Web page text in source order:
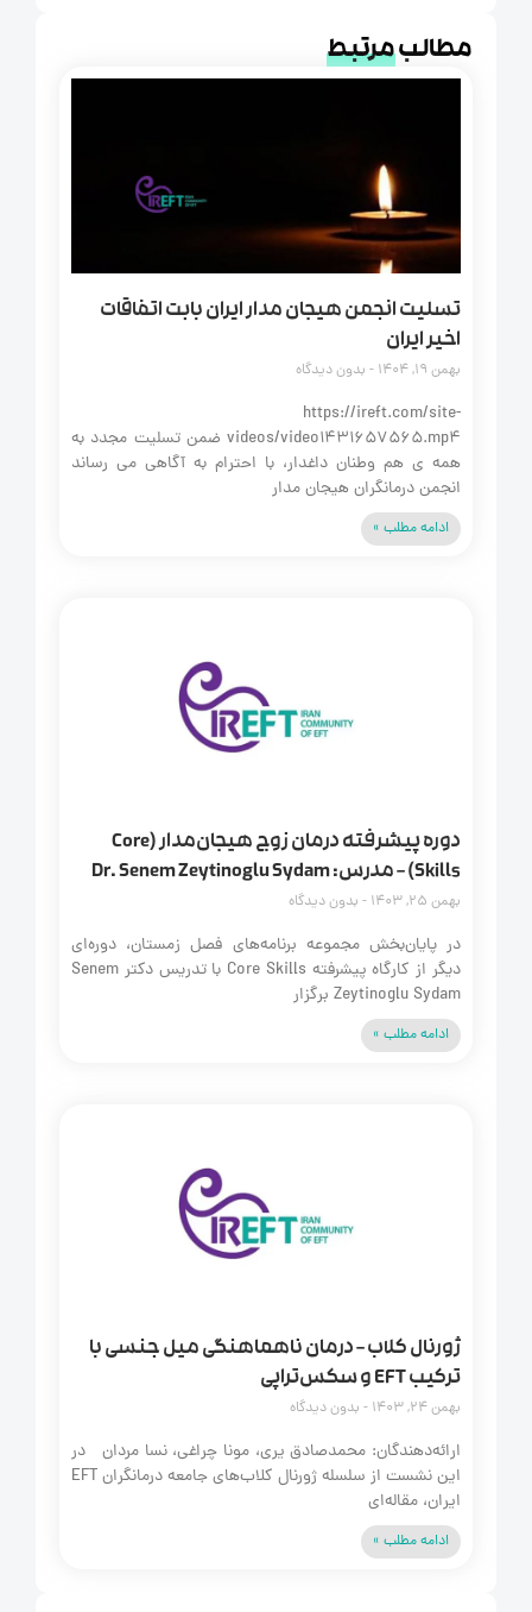
مطالبمرتبط
تسلیت انجمن هیجان مدار ایران بابت اتفاقات
اخیر ایران
بدون دیدگاه
https://ireft.com/site-
videos/video1431657565.mp4 ضمن تسلیت مجدد به
همه‌ ی هم‌ وطنان داغدار، با احترام به آگاهی می‌ رساند
انجمن درمانگران هیجان‌ مدار
ادامه مطلب »
دوره پیشرفته درمان زوج هیجان‌مدار (Core
بدون دیدگاه
در پایان‌بخش مجموعه برنامه‌های فصل زمستان، دوره‌ای
دیگر از کارگاه پیشرفته Core Skills با تدریس دکتر Senem
Zeytinoglu Sydam برگزار
ادامه مطلب »
ژورنال کلاب – درمان ناهماهنگی میل جنسی با
ترکیب EFT و سکس‌تراپی
بدون دیدگاه
ارائه‌دهندگان: محمدصادق یری، مونا چراغی، نسا مردان در
این نشست از سلسله ژورنال کلاب‌های جامعه درمانگران EFT
ایران، مقاله‌ای
ادامه مطلب »